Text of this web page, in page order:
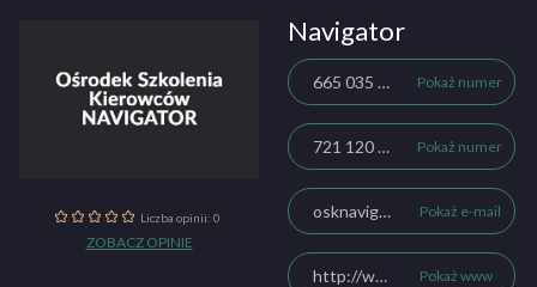
Liczba opinii: 0
ZOBACZ OPINIE
Navigator
665 035 405 Pokaż numer
721 120 690 Pokaż numer
osknavigator@gmail.com Pokaż e-mail
http://www.osk-navigator.pl/ Pokaż www